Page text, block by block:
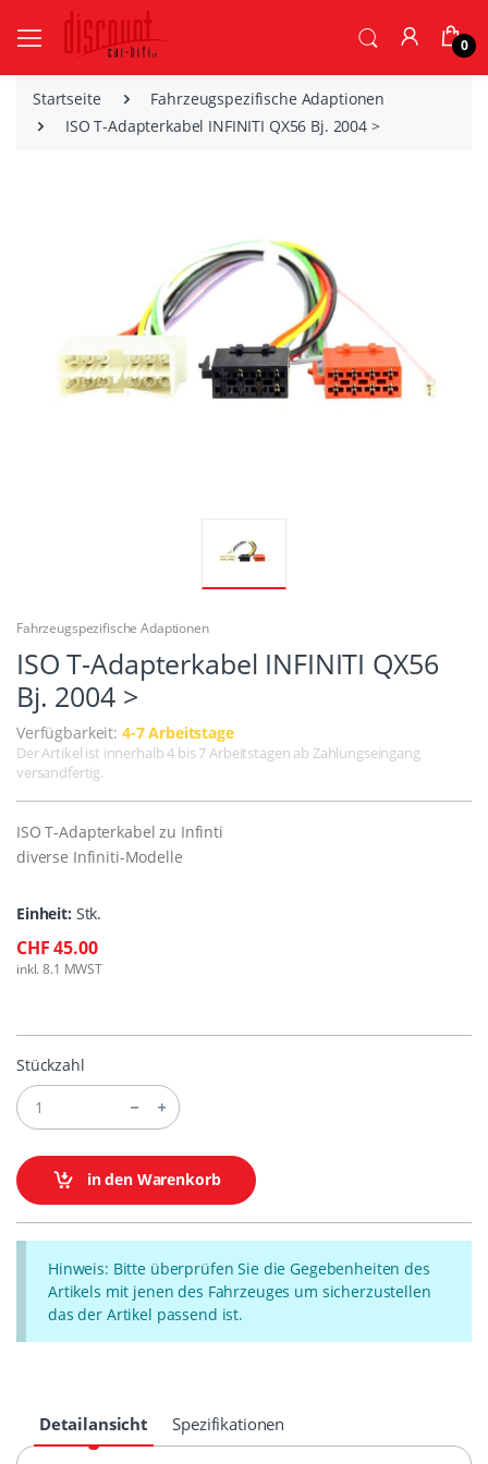
0
Startseite
Fahrzeugspezifische Adaptionen
ISO T-Adapterkabel INFINITI QX56 Bj. 2004 >
Fahrzeugspezifische Adaptionen
ISO T-Adapterkabel INFINITI QX56
Bj. 2004 >
Verfügbarkeit: 4-7 Arbeitstage
Der Artikel ist innerhalb 4 bis 7 Arbeitstagen ab Zahlungseingang
versandfertig.
ISO T-Adapterkabel zu Infinti
diverse Infiniti-Modelle
Einheit: Stk.
CHF 45.00
inkl. 8.1 MWST
Stückzahl
in den Warenkorb
Hinweis: Bitte überprüfen Sie die Gegebenheiten des
Artikels mit jenen des Fahrzeuges um sicherzustellen
das der Artikel passend ist.
Detailansicht Spezifikationen